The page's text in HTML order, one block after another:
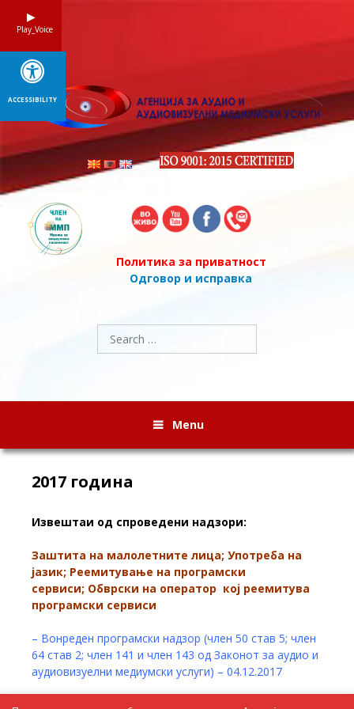
Политика за приватност
Одговор и исправка
Search
for:
Menu
2017 година
Извештаи од спроведени надзори:
Заштита на малолетните лица; Употреба на
јазик; Реемитување на програмски
сервиси; Обврски на оператор кој реемитува
програмски сервиси
– Вонреден програмски надзор (член 50 став 5; член
64 став 2; член 141 и член 143 од Законот за аудио и
аудиовизуелни медиумски услуги) – 04.12.2017
– Редовен програмски надзор (член 50 став 5; член
Play_Voice
ACCESSIBILITY